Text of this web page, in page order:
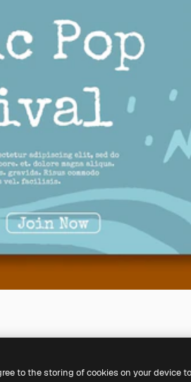
to the storing of cookies on your device